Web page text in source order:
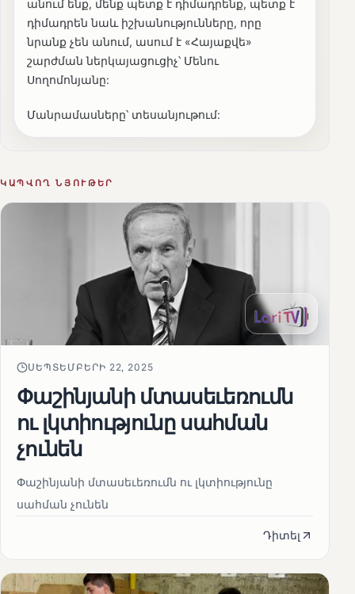
անում ենք, մենք պետք է դիմադրենք, պետք է
դիմադրեն նաև իշխանությունները, որը
նրանք չեն անում, ասում է «Հայաքվե»
շարժման ներկայացուցիչ՝ Մենու
Սողոմոնյանը:
Մանրամասները՝ տեսանյութում:
ԿԱՊՎՈՂ ՆՅՈՒԹԵՐ
ՍԵՊՏԵՄԲԵՐԻ 22, 2025
Փաշինյանի մտասեւեռումն
ու լկտիությունը սահման
չունեն
Փաշինյանի մտասեւեռումն ու լկտիությունը
սահման չունեն
Դիտել